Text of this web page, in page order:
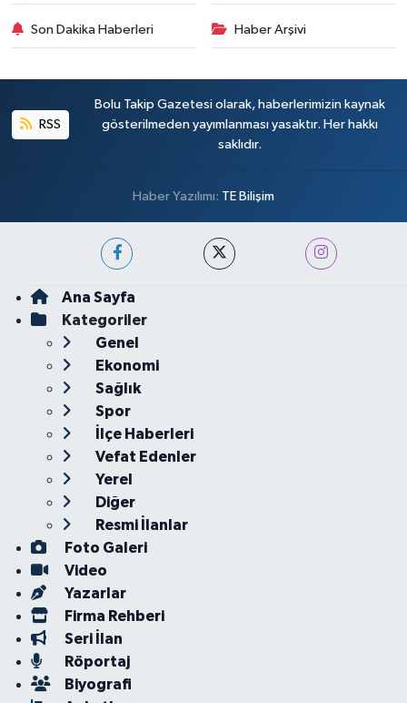
Son Dakika Haberleri Haber Arşivi
RSS
Bolu Takip Gazetesi olarak, haberlerimizin kaynak
gösterilmeden yayımlanması yasaktır. Her hakkı
saklıdır.
Haber Yazılımı: TE Bilişim
Ana Sayfa
Kategoriler
Genel
Ekonomi
Sağlık
Spor
İlçe Haberleri
Vefat Edenler
Yerel
Diğer
Resmi İlanlar
Foto Galeri
Video
Yazarlar
Firma Rehberi
Seri İlan
Röportaj
Biyografi